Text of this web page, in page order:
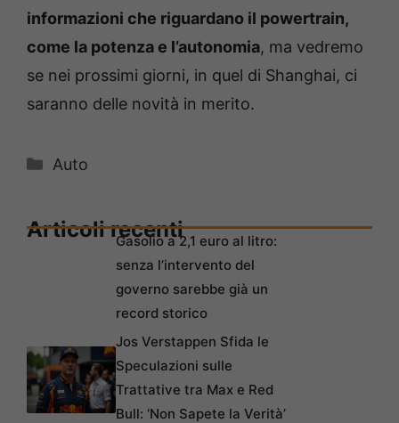
informazioni che riguardano il powertrain,
come la potenza e l’autonomia, ma vedremo
se nei prossimi giorni, in quel di Shanghai, ci
saranno delle novità in merito.
Categorie
Auto
Articoli recentiGasolio a 2,1 euro al litro:
senza l’intervento del
governo sarebbe già un
record storico
Jos Verstappen Sfida le
Speculazioni sulle
Trattative tra Max e Red
Bull: ‘Non Sapete la Verità’